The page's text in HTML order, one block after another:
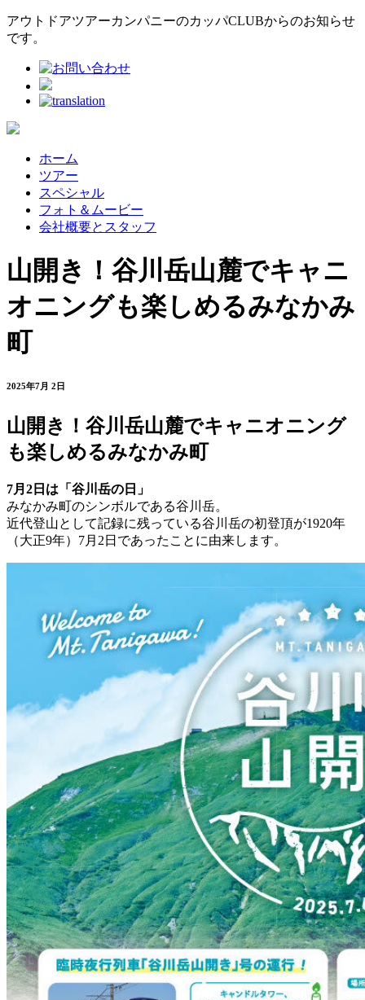
アウトドアツアーカンパニーのカッパCLUBからのお知らせ
です。
ホーム
ツアー
スペシャル
フォト＆ムービー
会社概要とスタッフ
山開き！谷川岳山麓でキャニ
オニングも楽しめるみなかみ
町
2025年7月 2日
山開き！谷川岳山麓でキャニオニング
も楽しめるみなかみ町
7月2日は「谷川岳の日」
みなかみ町のシンボルである谷川岳。
近代登山として記録に残っている谷川岳の初登頂が1920年
（大正9年）7月2日であったことに由来します。